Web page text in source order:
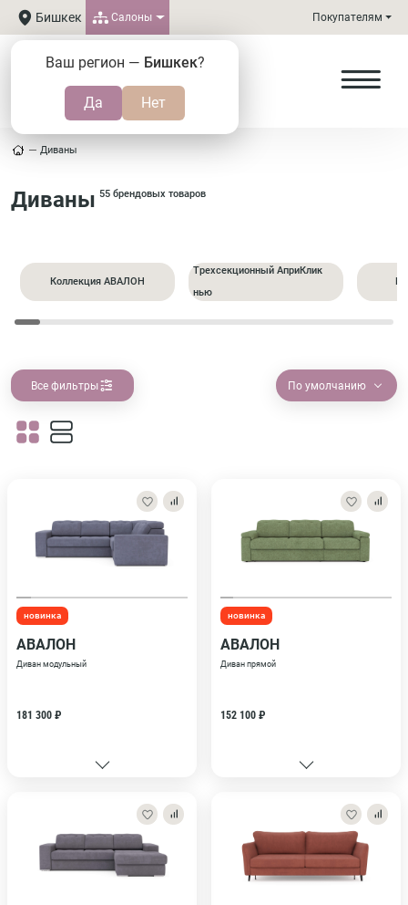
Бишкек
Ваш регион — Бишкек?
Салоны Покупателям
Диваны
Диваны 55 брендовых товаров
Коллекция АВАЛОН
Трехсекционный АприКлик
нью
Все фильтры По умолчанию
новинка
АВАЛОН
Диван модульный
181 300 ₽
новинка
АВАЛОН
Диван прямой
152 100 ₽